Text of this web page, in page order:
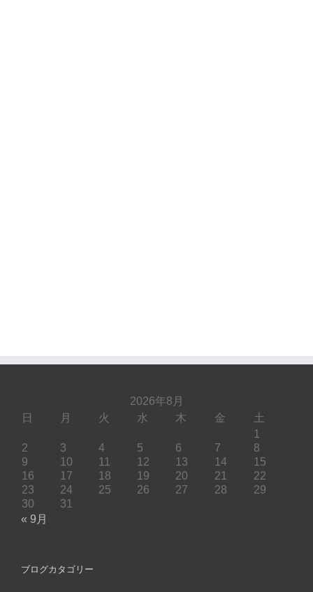
2026年8月
日
月 火 水 木 金
土
1
2
3 4 5 6 7
8
9
10 11 12 13 14
15
16
17 18 19 20 21
22
23
24 25 26 27 28
29
30
31
« 9月
ブログカタゴリー